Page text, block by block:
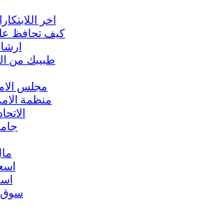
اخر
كيف تحافظ
طبيبك من
مجلس
منظمة
سوق